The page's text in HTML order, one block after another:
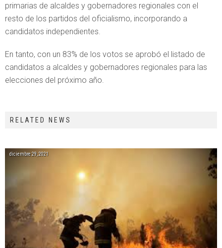
primarias de alcaldes y gobernadores regionales con el
resto de los partidos del oficialismo, incorporando a
candidatos independientes.
En tanto, con un 83% de los votos se aprobó el listado de
candidatos a alcaldes y gobernadores regionales para las
elecciones del próximo año.
RELATED NEWS
diciembre 29, 2021